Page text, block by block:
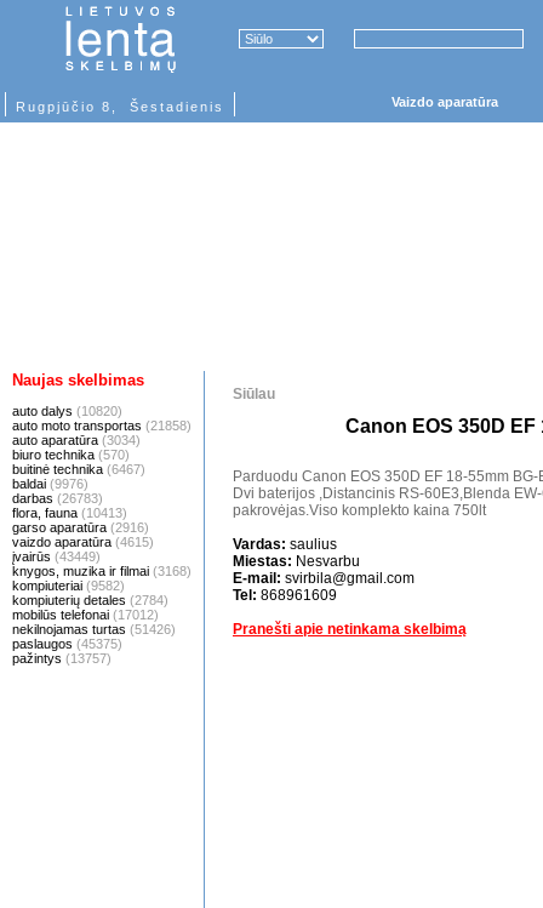
Rugpjūčio 8, Šestadienis Vaizdo aparatūra
Naujas skelbimas
auto dalys (10820)
auto moto transportas (21858)
auto aparatūra (3034)
biuro technika (570)
buitinė technika (6467)
baldai (9976)
darbas (26783)
flora, fauna (10413)
garso aparatūra (2916)
vaizdo aparatūra (4615)
įvairūs (43449)
knygos, muzika ir filmai (3168)
kompiuteriai (9582)
kompiuterių detales (2784)
mobilūs telefonai (17012)
nekilnojamas turtas (51426)
paslaugos (45375)
pažintys (13757)
Siūlau
Canon EOS 350D EF
Parduodu Canon EOS 350D EF 18-55mm
Dvi baterijos ,Distancinis RS-60E3,Blenda
pakrovėjas.Viso komplekto kaina 750lt
Vardas: saulius
Miestas: Nesvarbu
E-mail: svirbila@gmail.com
Tel: 868961609
Pranešti apie netinkama skelbimą